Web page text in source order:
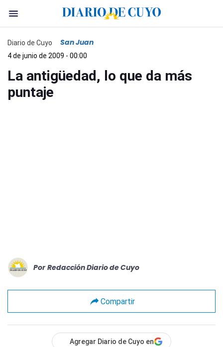
Diario de Cuyo San Juan
4 de junio de 2009 - 00:00
La antigüedad, lo que da más
puntaje
Por Redacción Diario de Cuyo
Compartir
Agregar Diario de Cuyo en